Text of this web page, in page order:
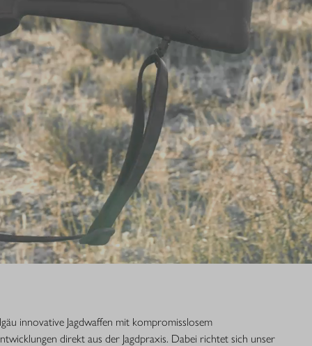
innovative Jagdwaffen mit kompromisslosem
direkt aus der Jagdpraxis. Dabei richtet sich unser